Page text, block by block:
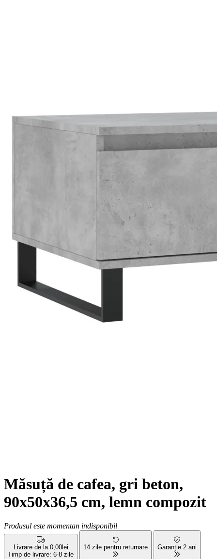
Măsuță de cafea, gri beton,
90x50x36,5 cm, lemn compozit
Produsul este momentan indisponibil
Livrare de la 0,00lei
Timp de livrare: 6-8 zile
14 zile pentru returnare Garanție 2 ani